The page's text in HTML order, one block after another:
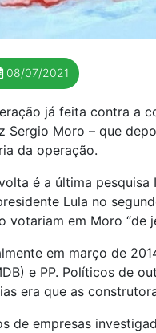
08/07/2021
já feita contra a
Sergio Moro – que
da operação.
é a última
Lula no
votariam em Moro “de
em março de
e PP. Políticos de
era que as
de empresas